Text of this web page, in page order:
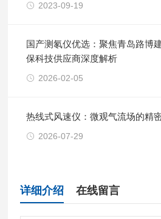
2023-09-19
国产测氡仪优选：聚焦青岛路博
保科技供应商深度解析
2026-02-05
热线式风速仪：微观气流场的精
2026-07-29
详细介绍 在线留言